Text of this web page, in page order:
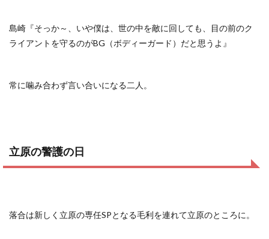
島崎『そっか～、いや僕は、世の中を敵に回しても、目の前のク
ライアントを守るのがBG（ボディーガード）だと思うよ』
常に噛み合わず言い合いになる二人。
立原の警護の日
落合は新しく立原の専任SPとなる毛利を連れて立原のところに。